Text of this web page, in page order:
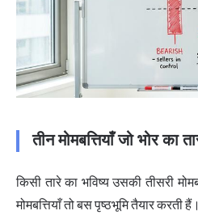
तीन मोमबत्तियाँ जो भोर का
किसी तारे का भविष्य उसकी तीसरी
मोमबत्तियाँ तो बस पृष्ठभूमि तैयार करती हैं।